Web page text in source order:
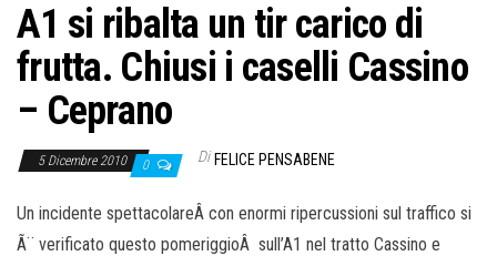
a
e
A1 si ribalta un tir carico di
frutta. Chiusi i caselli Cassino
– Ceprano
5 Dicembre 2010 0 Di FELICE PENSABENE
Un incidente spettacolareÂ con enormi ripercussioni sul traffico si
Ã¨ verificato questo pomeriggioÂ sull’A1 nel tratto Cassino e